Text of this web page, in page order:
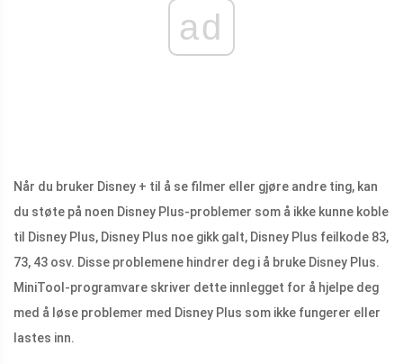
ad
Når du bruker Disney + til å se filmer eller gjøre andre ting, kan
du støte på noen Disney Plus-problemer som å ikke kunne koble
til Disney Plus, Disney Plus noe gikk galt, Disney Plus feilkode 83,
73, 43 osv. Disse problemene hindrer deg i å bruke Disney Plus.
MiniTool-programvare skriver dette innlegget for å hjelpe deg
med å løse problemer med Disney Plus som ikke fungerer eller
lastes inn.